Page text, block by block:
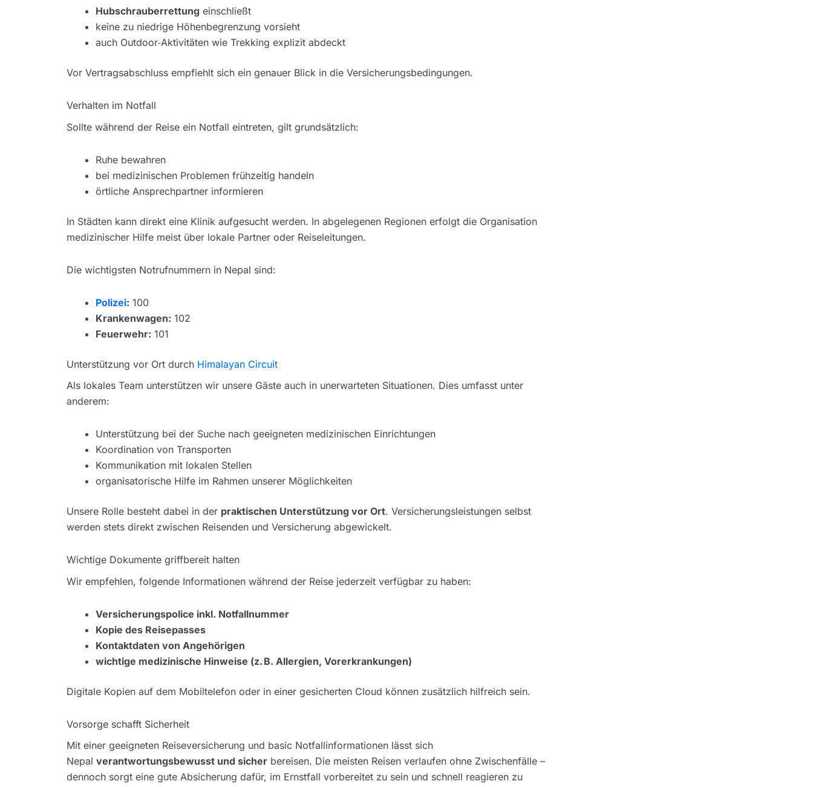
Hubschrauberrettung einschließt
keine zu niedrige Höhenbegrenzung vorsieht
auch Outdoor‑Aktivitäten wie Trekking explizit abdeckt
Vor Vertragsabschluss empfiehlt sich ein genauer Blick in die Versicherungsbedingungen.
Verhalten im Notfall
Sollte während der Reise ein Notfall eintreten, gilt grundsätzlich:
Ruhe bewahren
bei medizinischen Problemen frühzeitig handeln
örtliche Ansprechpartner informieren
In Städten kann direkt eine Klinik aufgesucht werden. In abgelegenen Regionen erfolgt die Organisation
medizinischer Hilfe meist über lokale Partner oder Reiseleitungen.
Die wichtigsten Notrufnummern in Nepal sind:
Polizei: 100
Krankenwagen: 102
Feuerwehr: 101
Unterstützung vor Ort durch Himalayan Circuit
Als lokales Team unterstützen wir unsere Gäste auch in unerwarteten Situationen. Dies umfasst unter
anderem:
Unterstützung bei der Suche nach geeigneten medizinischen Einrichtungen
Koordination von Transporten
Kommunikation mit lokalen Stellen
organisatorische Hilfe im Rahmen unserer Möglichkeiten
Unsere Rolle besteht dabei in der praktischen Unterstützung vor Ort. Versicherungsleistungen selbst
werden stets direkt zwischen Reisenden und Versicherung abgewickelt.
Wichtige Dokumente griffbereit halten
Wir empfehlen, folgende Informationen während der Reise jederzeit verfügbar zu haben:
Versicherungspolice inkl. Notfallnummer
Kopie des Reisepasses
Kontaktdaten von Angehörigen
wichtige medizinische Hinweise (z. B. Allergien, Vorerkrankungen)
Digitale Kopien auf dem Mobiltelefon oder in einer gesicherten Cloud können zusätzlich hilfreich sein.
Vorsorge schafft Sicherheit
Mit einer geeigneten Reiseversicherung und basic Notfallinformationen lässt sich
Nepal verantwortungsbewusst und sicher bereisen. Die meisten Reisen verlaufen ohne Zwischenfälle –
dennoch sorgt eine gute Absicherung dafür, im Ernstfall vorbereitet zu sein und schnell reagieren zu